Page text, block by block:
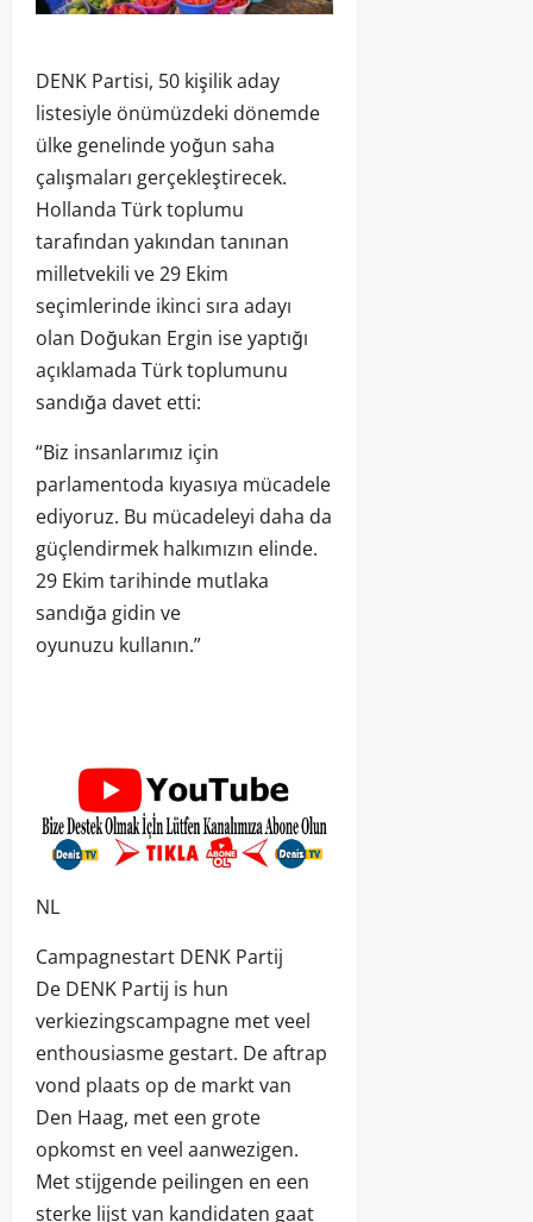
DENK Partisi, 50 kişilik aday
listesiyle önümüzdeki dönemde
ülke genelinde yoğun saha
çalışmaları gerçekleştirecek.
Hollanda Türk toplumu
tarafından yakından tanınan
milletvekili ve 29 Ekim
seçimlerinde ikinci sıra adayı
olan Doğukan Ergin ise yaptığı
açıklamada Türk toplumunu
sandığa davet etti:
“Biz insanlarımız için
parlamentoda kıyasıya mücadele
ediyoruz. Bu mücadeleyi daha da
güçlendirmek halkımızın elinde.
29 Ekim tarihinde mutlaka
sandığa gidin ve
oyunuzu kullanın.”
NL
Campagnestart DENK Partij
De DENK Partij is hun
verkiezingscampagne met veel
enthousiasme gestart. De aftrap
vond plaats op de markt van
Den Haag, met een grote
opkomst en veel aanwezigen.
Met stijgende peilingen en een
sterke lijst van kandidaten gaat